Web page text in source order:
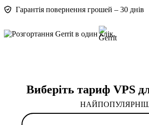
Гарантія повернення грошей – 30 днів
Виберіть тариф VPS